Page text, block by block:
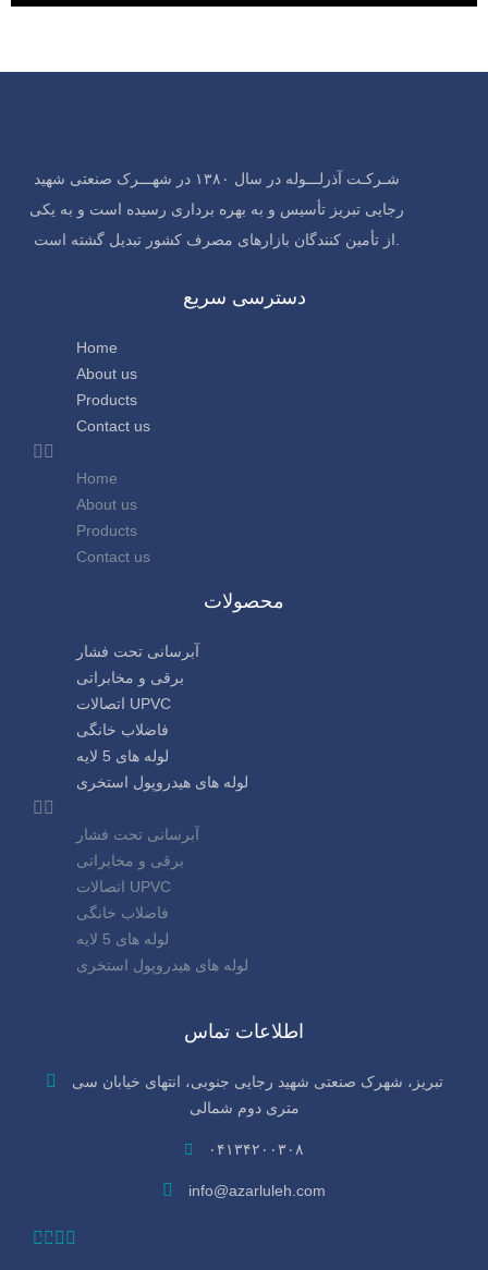
شـرکـت آذرلـــوله در سال ۱۳۸۰ در شهـــرک صنعتی شهید
رجایی تبریز تأسیس و به بهره برداری رسیده است و به یکی
دسترسی سریع
Home
About us
Products
Contact us
Home
About us
Products
Contact us
محصولات
آبرسانی تحت فشار
برقی و مخابراتی
اتصالات UPVC
فاضلاب خانگی
لوله های 5 لایه
لوله های هیدروپول استخری
آبرسانی تحت فشار
برقی و مخابراتی
اتصالات UPVC
فاضلاب خانگی
لوله های 5 لایه
لوله های هیدروپول استخری
اطلاعات تماس
تبریز، شهرک صنعتی شهید رجایی جنوبی، انتهای خیابان سی‌
متری دوم شمالی
۰۴۱۳۴۲۰۰۳۰۸
info@azarluleh.com